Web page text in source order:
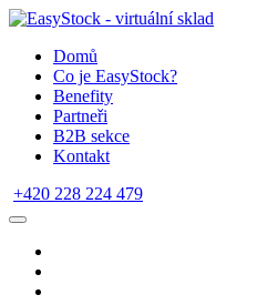
Domů
Co je EasyStock?
Benefity
Partneři
B2B sekce
Kontakt
+420 228 224 479